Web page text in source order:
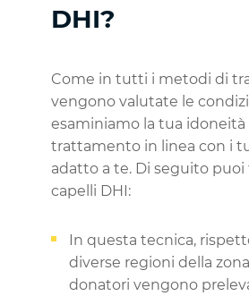
DHI?
Come in tutti i metodi di
vengono valutate le
esaminiamo la tua
trattamento in linea con i
adatto a te. Di seguito
capelli DHI:
In questa tecnica,
diverse regioni della
donatori vengono